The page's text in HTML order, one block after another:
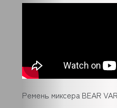
Ремень миксера BEAR